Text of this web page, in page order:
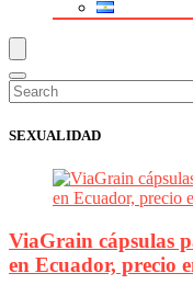
SEXUALIDAD
ViaGrain cápsulas
en Ecuador, precio